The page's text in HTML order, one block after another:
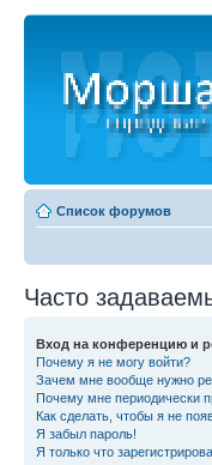
Список форумов
Часто
Вход на конференцию и
Почему я не могу войти?
Зачем мне вообще нужно
Почему мне периодически
Как сделать, чтобы я не
Я забыл пароль!
Я только что